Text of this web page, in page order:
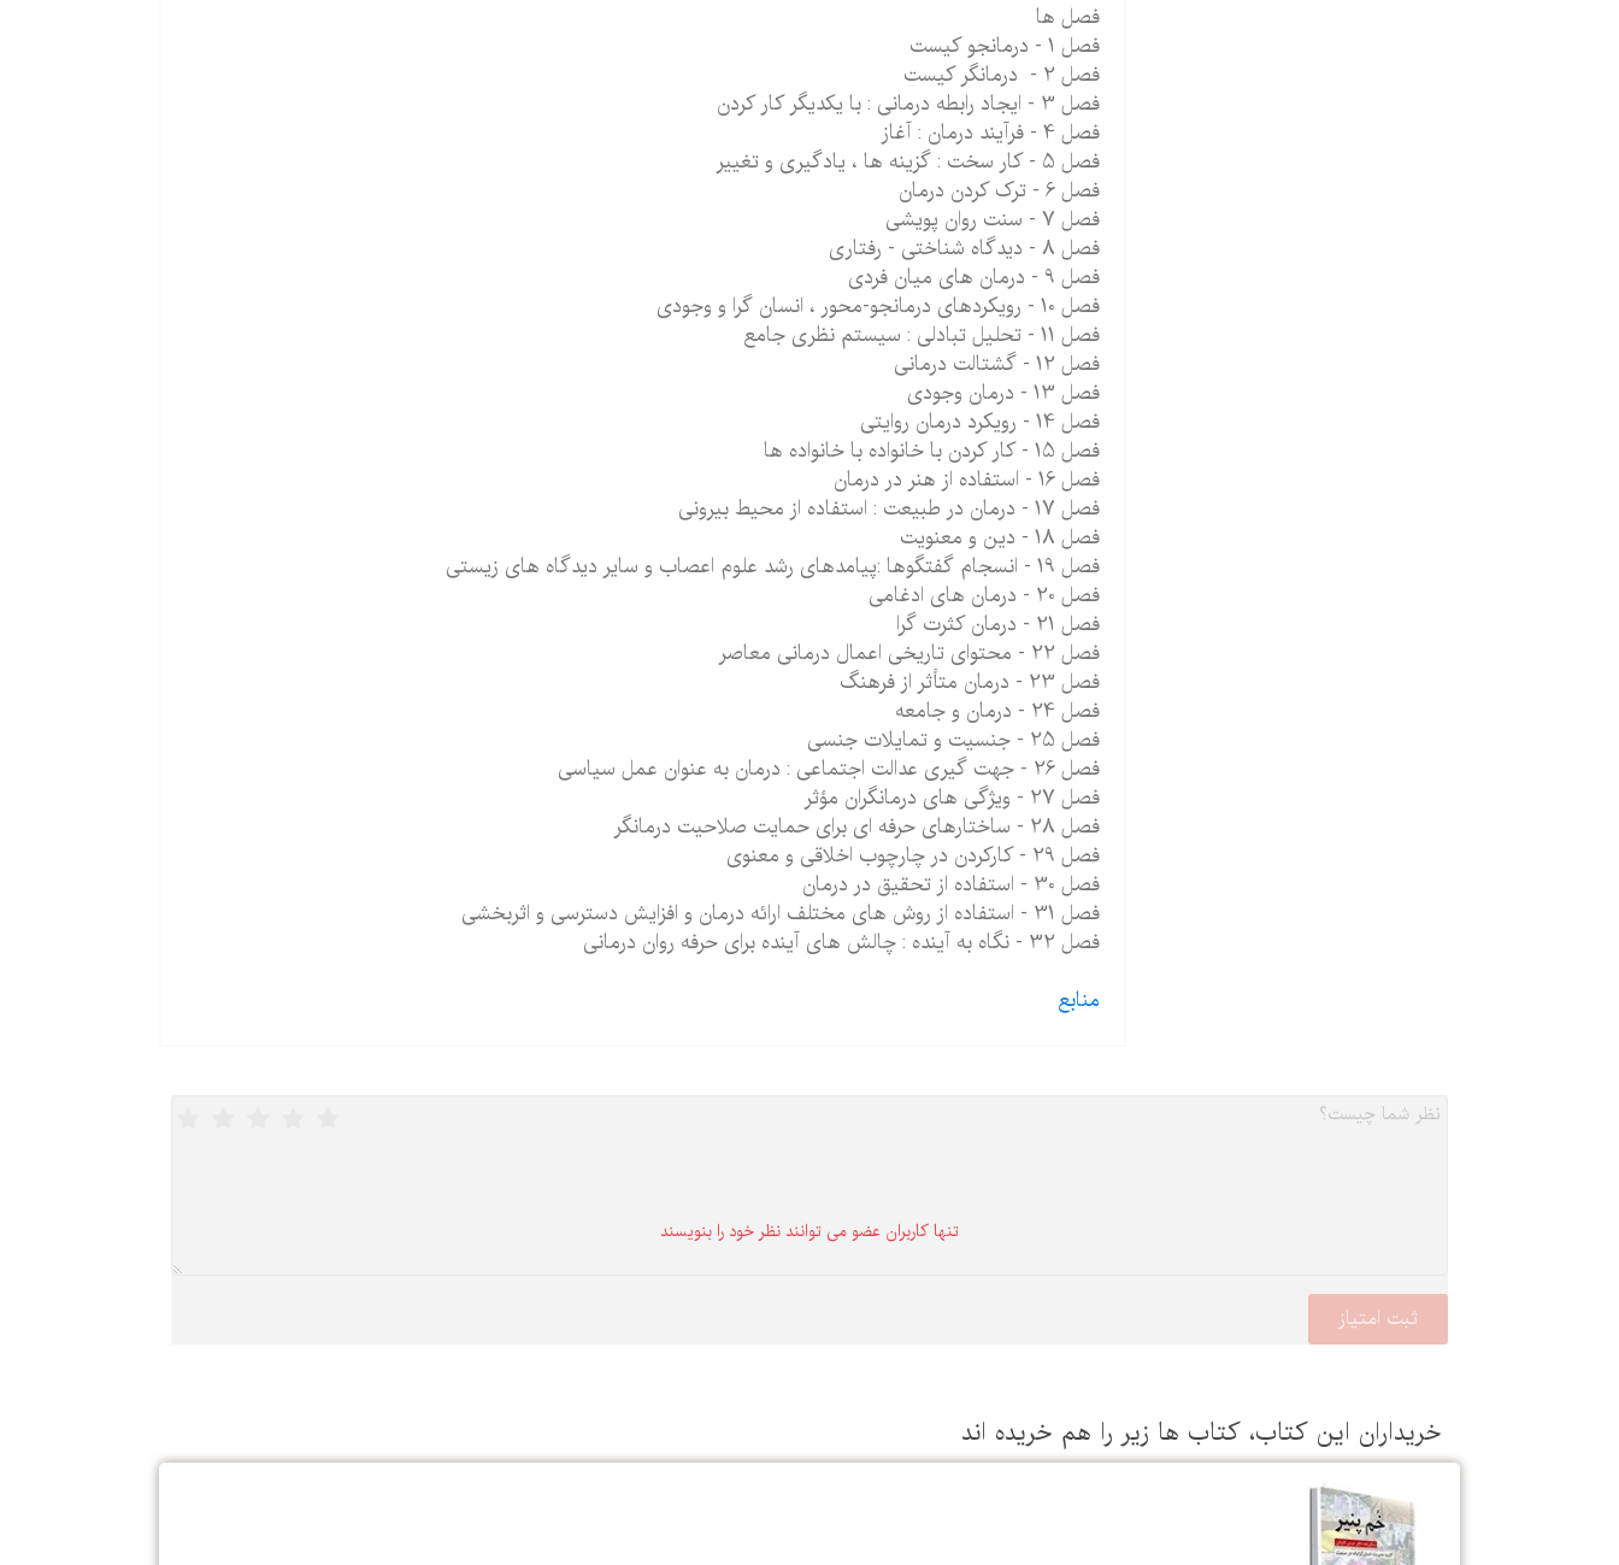
فصل ها
فصل 1 - درمانجو کیست
فصل 2 - درمانگر کیست
فصل 3 - ایجاد رابطه درمانی : با یکدیگر کار کردن
فصل 4 - فرآیند درمان : آغاز
فصل 5 - کار سخت : گزینه ها ، یادگیری و تغییر
فصل 6 - ترک کردن درمان
فصل 7 - سنت روان پویشی
فصل 8 - دیدگاه شناختی - رفتاری
فصل 9 - درمان های میان فردی
فصل 10 - رویکردهای درمانجو-محور ، انسان گرا و وجودی
فصل 11 - تحلیل تبادلی : سیستم نظری جامع
فصل 12 - گشتالت درمانی
فصل 13 - درمان وجودی
فصل 14 - رویکرد درمان روایتی
فصل 15 - کار کردن با خانواده با خانواده ها
فصل 16 - استفاده از هنر در درمان
فصل 17 - درمان در طبیعت : استفاده از محیط بیرونی
فصل 18 - دین و معنویت
فصل 19 - انسجام گفتگوها :پیامدهای رشد علوم اعصاب و سایر دیدگاه های زیستی
فصل 20 - درمان های ادغامی
فصل 21 - درمان کثرت گرا
فصل 22 - محتوای تاریخی اعمال درمانی معاصر
فصل 23 - درمان متأثر از فرهنگ
فصل 24 - درمان و جامعه
فصل 25 - جنسیت و تمایلات جنسی
فصل 26 - جهت گیری عدالت اجتماعی : درمان به عنوان عمل سیاسی
فصل 27 - ویژگی های درمانگران مؤثر
فصل 28 - ساختارهای حرفه ای برای حمایت صلاحیت درمانگر
فصل 29 - کارکردن در چارچوب اخلاقی و معنوی
فصل 30 - استفاده از تحقیق در درمان
فصل 31 - استفاده از روش های مختلف ارائه درمان و افزایش دسترسی و اثربخشی
فصل 32 - نگاه به آینده : چالش های آینده برای حرفه روان درمانی
منابع
تنها كاربران عضو می توانند نظر خود را بنویسند
خریداران این كتاب، كتاب ها زیر را هم خریده اند